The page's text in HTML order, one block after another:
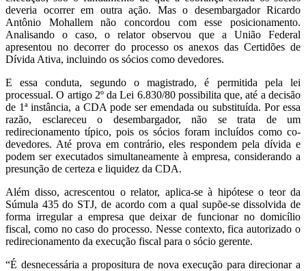
deveria ocorrer em outra ação. Mas o desembargador Ricardo
Antônio Mohallem não concordou com esse posicionamento.
Analisando o caso, o relator observou que a União Federal
apresentou no decorrer do processo os anexos das Certidões de
Dívida Ativa, incluindo os sócios como devedores.
E essa conduta, segundo o magistrado, é permitida pela lei
processual. O artigo 2º da Lei 6.830/80 possibilita que, até a decisão
de 1ª instância, a CDA pode ser emendada ou substituída. Por essa
razão, esclareceu o desembargador, não se trata de um
redirecionamento típico, pois os sócios foram incluídos como co-
devedores. Até prova em contrário, eles respondem pela dívida e
podem ser executados simultaneamente à empresa, considerando a
presunção de certeza e liquidez da CDA.
Além disso, acrescentou o relator, aplica-se à hipótese o teor da
Súmula 435 do STJ, de acordo com a qual supõe-se dissolvida de
forma irregular a empresa que deixar de funcionar no domicílio
fiscal, como no caso do processo. Nesse contexto, fica autorizado o
redirecionamento da execução fiscal para o sócio gerente.
“É desnecessária a propositura de nova execução para direcionar a